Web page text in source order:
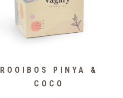
ROOIBOS PINYA &
COCO